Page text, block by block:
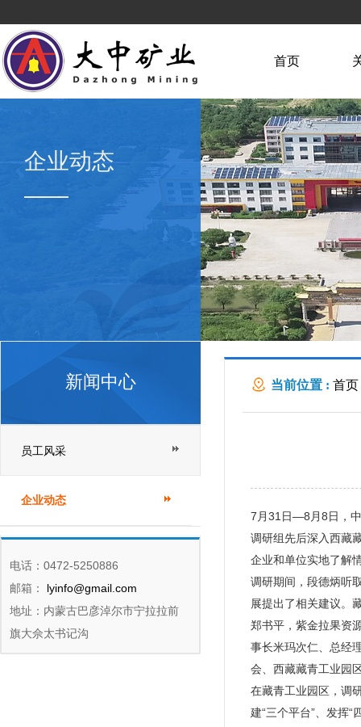
首页
企业动态
新闻中心
员工风采
企业动态
电话：0472-5250886
邮箱：
lyinfo@gmail.com
地址：内蒙古巴彦淖尔市宁拉拉前
旗大佘太书记沟
当前位置 : 首页
7月31日—8月8日，
调研组先后深入西藏
企业和单位实地了解
调研期间，段德炳听
展提出了相关建议。
郑书平，紫金拉果资
事长米玛次仁、总经
会、西藏藏青工业园
在藏青工业园区，调
建“三个平台”、发挥